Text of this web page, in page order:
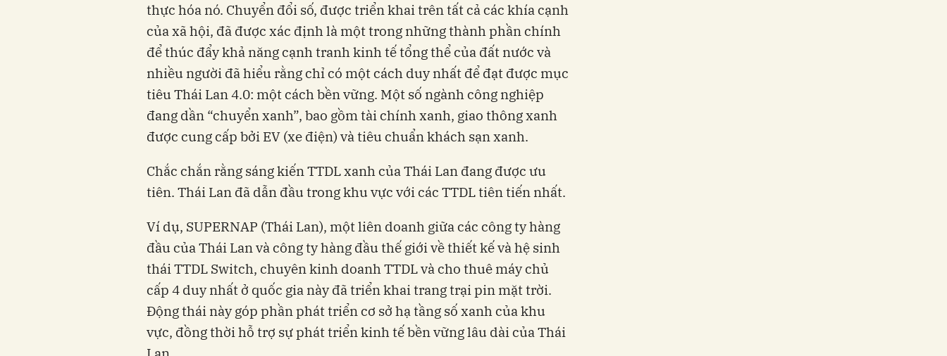
thực hóa nó. Chuyển đổi số, được triển khai trên tất cả các khía cạnh
của xã hội, đã được xác định là một trong những thành phần chính
để thúc đẩy khả năng cạnh tranh kinh tế tổng thể của đất nước và
nhiều người đã hiểu rằng chỉ có một cách duy nhất để đạt được mục
tiêu Thái Lan 4.0: một cách bền vững. Một số ngành công nghiệp
đang dần “chuyển xanh”, bao gồm tài chính xanh, giao thông xanh
được cung cấp bởi EV (xe điện) và tiêu chuẩn khách sạn xanh.
Chắc chắn rằng sáng kiến TTDL xanh của Thái Lan đang được ưu
tiên. Thái Lan đã dẫn đầu trong khu vực với các TTDL tiên tiến nhất.
Ví dụ, SUPERNAP (Thái Lan), một liên doanh giữa các công ty hàng
đầu của Thái Lan và công ty hàng đầu thế giới về thiết kế và hệ sinh
thái TTDL Switch, chuyên kinh doanh TTDL và cho thuê máy chủ
cấp 4 duy nhất ở quốc gia này đã triển khai trang trại pin mặt trời.
Động thái này góp phần phát triển cơ sở hạ tầng số xanh của khu
vực, đồng thời hỗ trợ sự phát triển kinh tế bền vững lâu dài của Thái